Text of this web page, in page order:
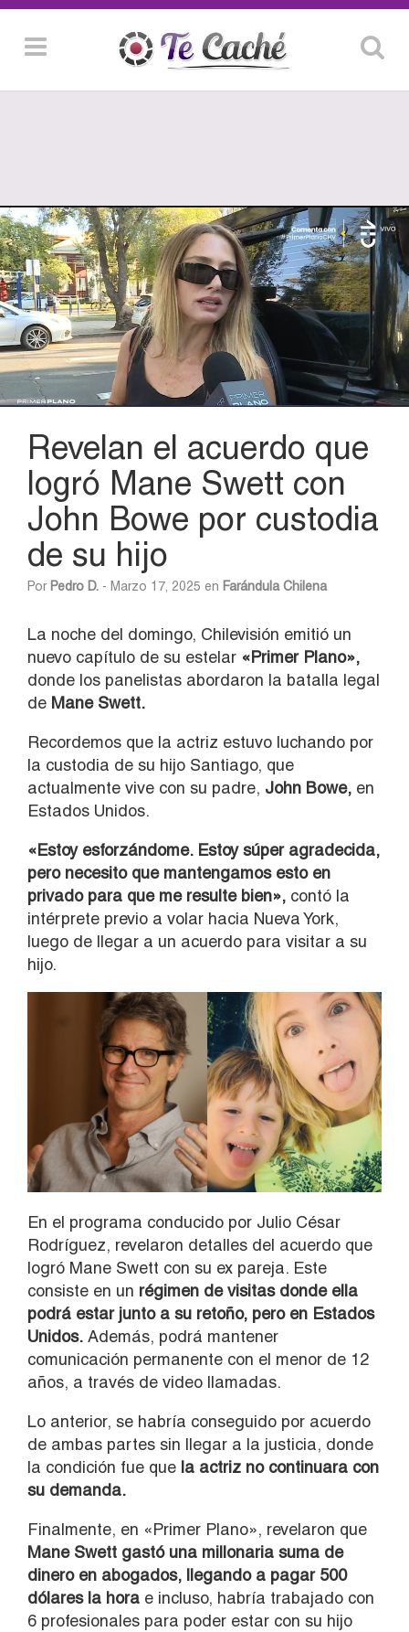
Revelan el acuerdo que
logró Mane Swett con
John Bowe por custodia
de su hijo
Por Pedro D. - Marzo 17, 2025 en Farándula Chilena
La noche del domingo, Chilevisión emitió un
nuevo capítulo de su estelar «Primer Plano»,
donde los panelistas abordaron la batalla legal
de Mane Swett.
Recordemos que la actriz estuvo luchando por
la custodia de su hijo Santiago, que
actualmente vive con su padre, John Bowe, en
Estados Unidos.
«Estoy esforzándome. Estoy súper agradecida,
pero necesito que mantengamos esto en
privado para que me resulte bien», contó la
intérprete previo a volar hacia Nueva York,
luego de llegar a un acuerdo para visitar a su
hijo.
En el programa conducido por Julio César
Rodríguez, revelaron detalles del acuerdo que
logró Mane Swett con su ex pareja. Este
consiste en un régimen de visitas donde ella
podrá estar junto a su retoño, pero en Estados
Unidos. Además, podrá mantener
comunicación permanente con el menor de 12
años, a través de video llamadas.
Lo anterior, se habría conseguido por acuerdo
de ambas partes sin llegar a la justicia, donde
la condición fue que la actriz no continuara con
su demanda.
Finalmente, en «Primer Plano», revelaron que
Mane Swett gastó una millonaria suma de
dinero en abogados, llegando a pagar 500
dólares la hora e incluso, habría trabajado con
6 profesionales para poder estar con su hijo